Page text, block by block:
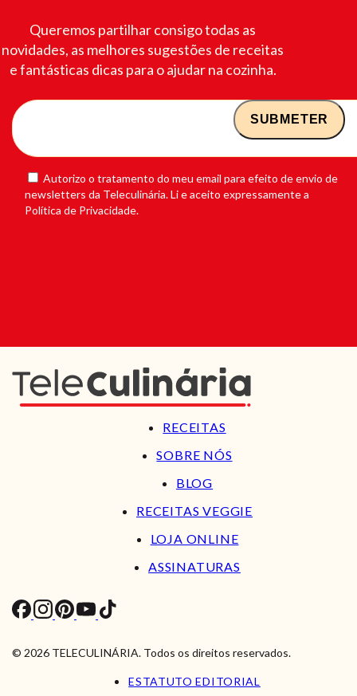
Queremos partilhar consigo todas as
novidades, as melhores sugestões de receitas
e fantásticas dicas para o ajudar na cozinha.
Autorizo o tratamento do meu email para efeito de envio de
newsletters da Teleculinária. Li e aceito expressamente a
Política de Privacidade.
RECEITAS
SOBRE NÓS
BLOG
RECEITAS VEGGIE
LOJA ONLINE
ASSINATURAS
© 2026 TELECULINÁRIA. Todos os direitos reservados.
ESTATUTO EDITORIAL